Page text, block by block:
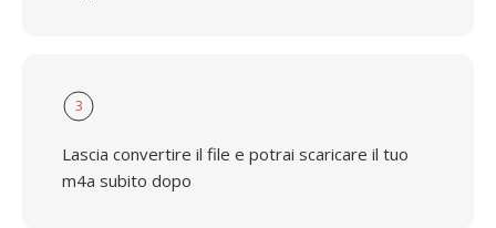
3
Lascia convertire il file e potrai scaricare il tuo
m4a subito dopo